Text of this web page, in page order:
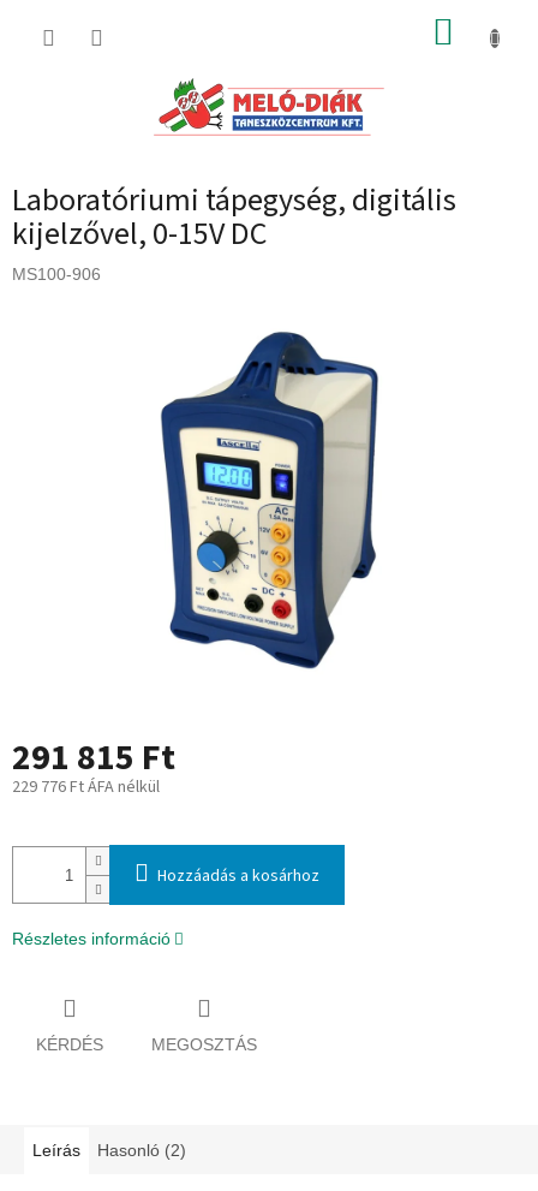
KOSÁR
Laboratóriumi tápegység, digitális
kijelzővel, 0-15V DC
MS100-906
291 815 Ft
229 776 Ft ÁFA nélkül
Hozzáadás a kosárhoz
Részletes információ
KÉRDÉS MEGOSZTÁS
Leírás Hasonló (2)